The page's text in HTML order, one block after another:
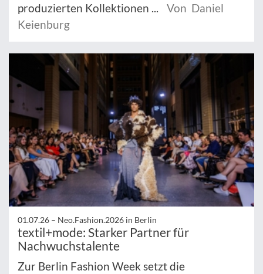
produzierten Kollektionen ...
Von Daniel
Keienburg
01.07.26 – Neo.Fashion.2026 in Berlin
textil+mode: Starker Partner für
Nachwuchstalente
Zur Berlin Fashion Week setzt die